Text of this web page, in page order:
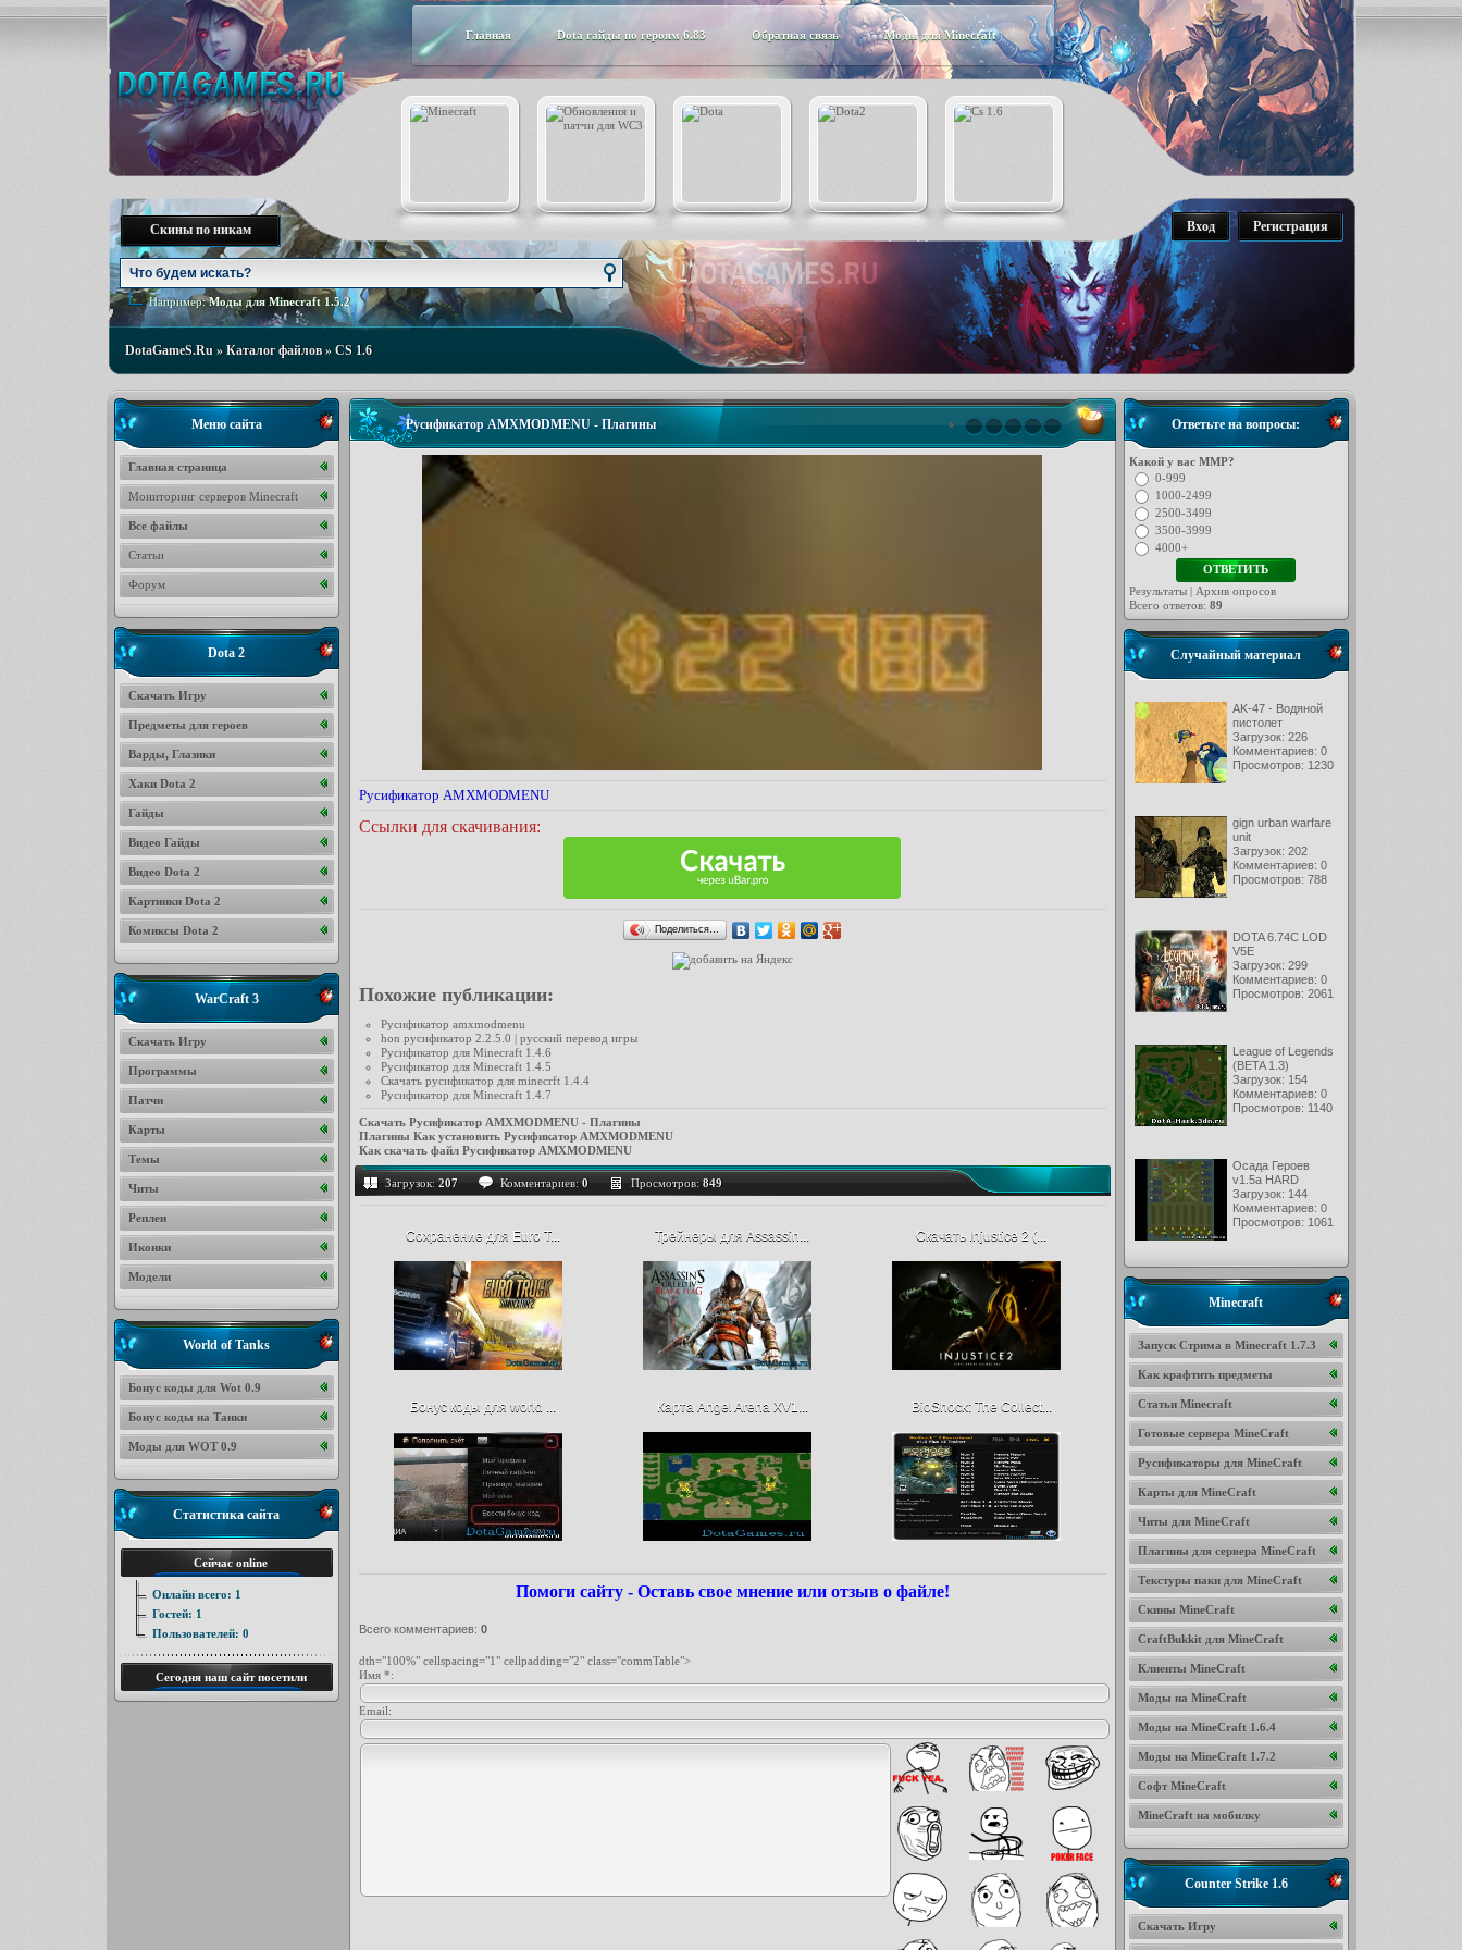
Главная Dota гайды по героям 6.83 Обратная связь Моды для Minecraft
Регистрация
Вход
Скины по никам
Например:Моды для Minecraft 1.5.2
DotaGameS.Ru» Каталог файлов» CS 1.6
Русификатор AMXMODMENU - Плагины
Русификатор AMXMODMENU
Ссылки для скачивания:
Поделиться…
Похожие публикации:
Русификатор amxmodmenu
hon русификатор 2.2.5.0 | русский перевод игры
Русификатор для Minecraft 1.4.6
Русификатор для Minecraft 1.4.5
Скачать русификатор для minecrft 1.4.4
Русификатор для Minecraft 1.4.7
Скачать Русификатор AMXMODMENU - Плагины
Плагины Как установить Русификатор AMXMODMENU
Как скачать файл Русификатор AMXMODMENU
Загрузок: 207 Комментариев: 0 Просмотров: 849
Сохранение для Euro T... Трейнеры для Assassin... Скачать Injustice 2 (...
Бонус коды для world ... Карта Angel Arena XV1... BioShock: The Collect...
Помоги сайту - Оставь свое мнение или отзыв о файле!
Всего комментариев: 0
dth="100%" cellspacing="1" cellpadding="2" class="commTable">
Имя *:
Email:
Ответьте на вопросы:
Какой у вас ММР?
0-999
1000-2499
2500-3499
3500-3999
4000+
Результаты| Архив опросов
Всего ответов: 89
Случайный материал
AK-47 - Водяной
пистолет
Загрузок: 226
Комментариев: 0
Просмотров: 1230
gign urban warfare
unit
Загрузок: 202
Комментариев: 0
Просмотров: 788
DOTA 6.74C LOD
V5E
Загрузок: 299
Комментариев: 0
Просмотров: 2061
League of Legends
(BETA 1.3)
Загрузок: 154
Комментариев: 0
Просмотров: 1140
Осада Героев
v1.5a HARD
Загрузок: 144
Комментариев: 0
Просмотров: 1061
Minecraft
Запуск Стрима в Minecraft 1.7.3
Как крафтить предметы
Статьи Minecraft
Готовые сервера MineCraft
Русификаторы для MineCraft
Карты для MineCraft
Читы для MineCraft
Плагины для сервера MineCraft
Текстуры паки для MineCraft
Скины MineCraft
CraftBukkit для MineCraft
Клиенты MineCraft
Моды на MineCraft
Моды на MineCraft 1.6.4
Моды на MineCraft 1.7.2
Софт MineCraft
MineCraft на мобилку
Counter Strike 1.6
Скачать Игру
Меню сайта
Главная страница
Мониторинг серверов Minecraft
Все файлы
Статьи
Форум
Dota 2
Скачать Игру
Предметы для героев
Варды, Глазики
Хаки Dota 2
Гайды
Видео Гайды
Видео Dota 2
Картинки Dota 2
Комиксы Dota 2
WarCraft 3
Скачать Игру
Программы
Патчи
Карты
Темы
Читы
Реплеи
Иконки
Модели
World of Tanks
Бонус коды для Wot 0.9
Бонус коды на Танки
Моды для WOT 0.9
Статистика сайта
Сейчас online
Онлайн всего: 1
Гостей: 1
Пользователей: 0
Сегодня наш сайт посетили